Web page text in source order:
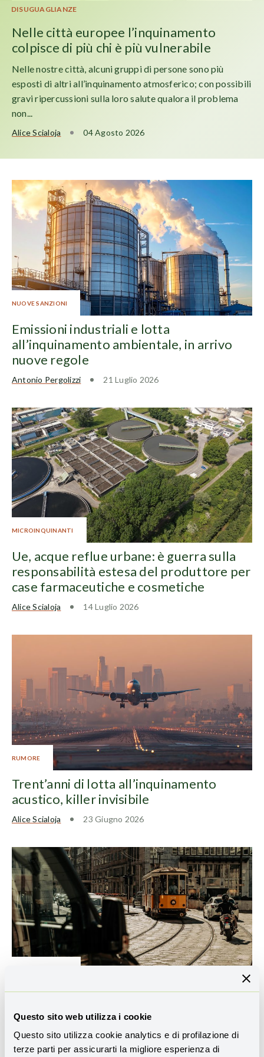
Questo sito web utilizza i cookie
Questo sito utilizza cookie analytics e di profilazione di
terze parti per assicurarti la migliore esperienza di
DISUGUAGLIANZE
Nelle città europee l’inquinamento
colpisce di più chi è più vulnerabile
Nelle nostre città, alcuni gruppi di persone sono più
esposti di altri all’inquinamento atmosferico; con possibili
gravi ripercussioni sulla loro salute qualora il problema
non...
Alice Scialoja 04 Agosto 2026
NUOVE SANZIONI
Emissioni industriali e lotta
all’inquinamento ambientale, in arrivo
nuove regole
Antonio Pergolizzi 21 Luglio 2026
MICROINQUINANTI
Ue, acque reflue urbane: è guerra sulla
responsabilità estesa del produttore per
case farmaceutiche e cosmetiche
Alice Scialoja 14 Luglio 2026
RUMORE
Trent’anni di lotta all’inquinamento
acustico, killer invisibile
Alice Scialoja 23 Giugno 2026
Con lo smart working le emissioni
crollano del 75%
Antonio Pergolizzi 19 Maggio 2026